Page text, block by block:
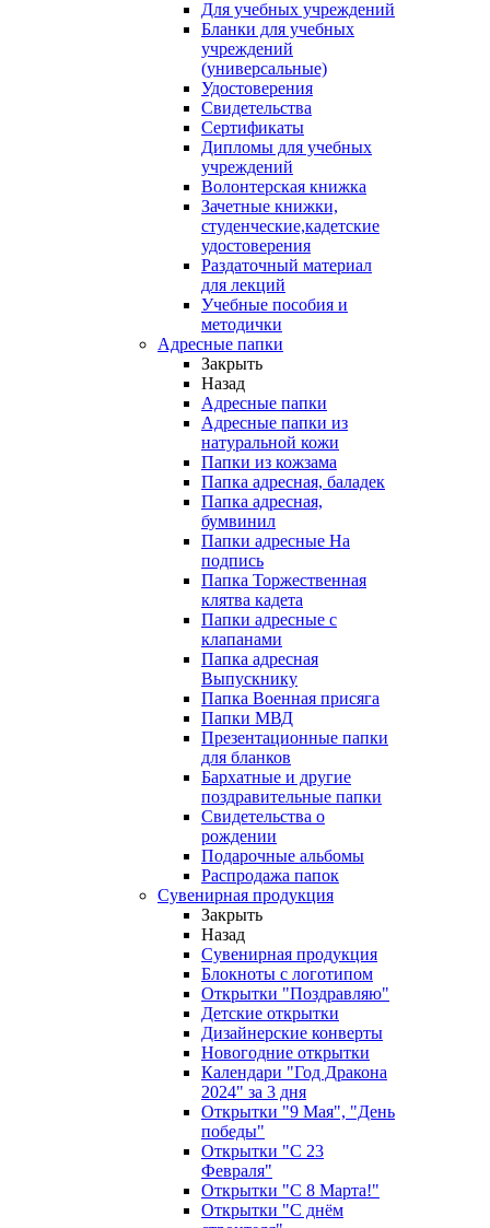
Для учебных учреждений
Бланки для учебных
учреждений
(универсальные)
Удостоверения
Свидетельства
Сертификаты
Дипломы для учебных
учреждений
Волонтерская книжка
Зачетные книжки,
студенческие,кадетские
удостоверения
Раздаточный материал
для лекций
Учебные пособия и
методички
Адресные папки
Закрыть
Назад
Адресные папки
Адресные папки из
натуральной кожи
Папки из кожзама
Папка адресная, баладек
Папка адресная,
бумвинил
Папки адресные На
подпись
Папка Торжественная
клятва кадета
Папки адресные с
клапанами
Папка адресная
Выпускнику
Папка Военная присяга
Папки МВД
Презентационные папки
для бланков
Бархатные и другие
поздравительные папки
Свидетельства о
рождении
Подарочные альбомы
Распродажа папок
Сувенирная продукция
Закрыть
Назад
Сувенирная продукция
Блокноты с логотипом
Открытки "Поздравляю"
Детские открытки
Дизайнерские конверты
Новогодние открытки
Календари "Год Дракона
2024" за 3 дня
Открытки "9 Мая", "День
победы"
Открытки "С 23
Февраля"
Открытки "С 8 Марта!"
Открытки "С днём